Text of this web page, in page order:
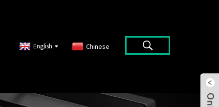
English Chinese